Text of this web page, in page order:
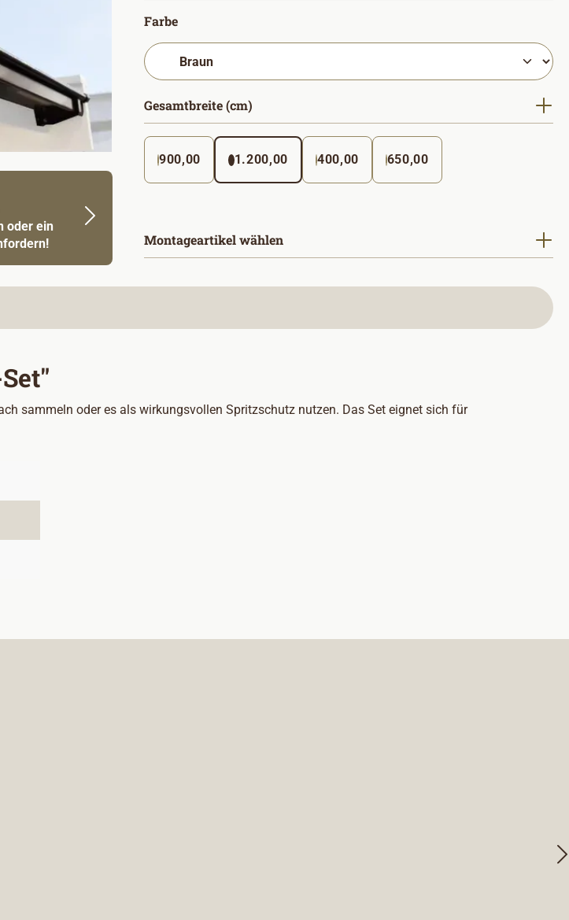
oder ein
Farbeauswählen
Gesamtbreite (cm)
900,00 1.200,00 400,00 650,00
Montageartikel wählen
sammeln oder es als wirkungsvollen Spritzschutz nutzen. Das Set eignet sich für